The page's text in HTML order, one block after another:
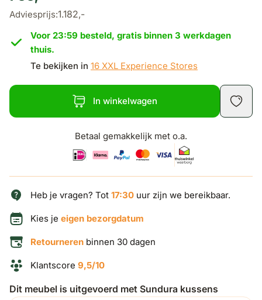
Adviesprijs:1.182,-
Voor 23:59 besteld, gratis binnen 3 werkdagen
thuis.
Te bekijken in 16 XXL Experience Stores
In winkelwagen
Betaal gemakkelijk met o.a.
Heb je vragen? Tot 17:30 uur zijn we bereikbaar.
Kies je eigen bezorgdatum
Retourneren binnen 30 dagen
Klantscore 9,5/10
Dit meubel is uitgevoerd met Sundura kussens